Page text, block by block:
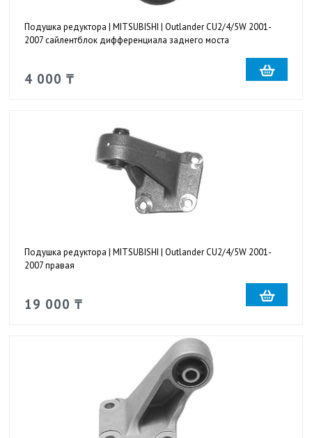
Подушка редуктора | MITSUBISHI | Outlander CU2/4/5W 2001-
2007 сайлентблок дифференциала заднего моста
4 000 ₸
Подушка редуктора | MITSUBISHI | Outlander CU2/4/5W 2001-
2007 правая
19 000 ₸